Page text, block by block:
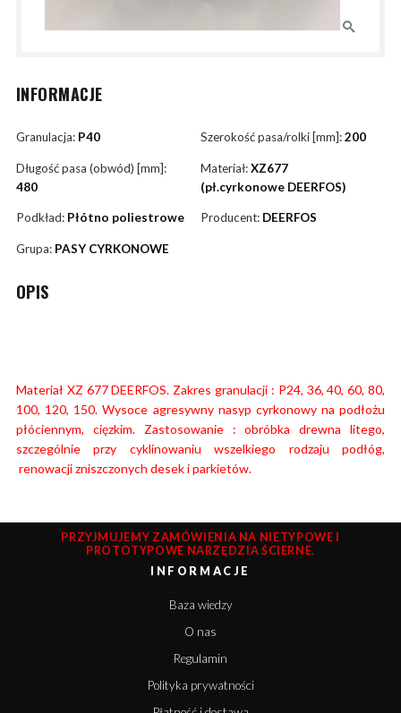
INFORMACJE
Granulacja: P40 Szerokość pasa/rolki [mm]:200
Długość pasa (obwód) [mm]:
480
Materiał:XZ677
(pł.cyrkonowe DEERFOS)
Podkład: Płótno poliestrowe Producent: DEERFOS
Grupa: PASY CYRKONOWE
OPIS
Materiał XZ 677 DEERFOS. Zakres granulacji : P24, 36, 40, 60, 80,
100, 120, 150. Wysoce agresywny nasyp cyrkonowy na podłożu
płóciennym, cięzkim. Zastosowanie : obróbka drewna litego,
szczególnie przy cyklinowaniu wszelkiego rodzaju podłóg,
renowacji zniszczonych desek i parkietów.
PRZYJMUJEMY ZAMÓWIENIA NA NIETYPOWE I
PROTOTYPOWE NARZĘDZIA ŚCIERNE.
INFORMACJE
Baza wiedzy
O nas
Regulamin
Polityka prywatności